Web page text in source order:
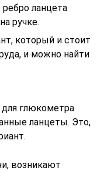
ланцета
ручке.
который и стоит
и можно найти
глюкометра
ланцеты. Это,
возникают